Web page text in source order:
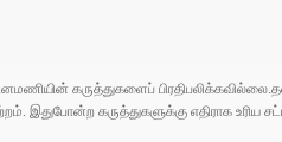
கருத்துகளைப்
கருத்துகளுக்கு எதிராக உரிய